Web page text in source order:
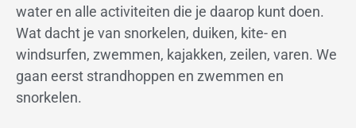
water en alle activiteiten die je daarop kunt doen.
Wat dacht je van snorkelen, duiken, kite- en
windsurfen, zwemmen, kajakken, zeilen, varen. We
gaan eerst strandhoppen en zwemmen en
snorkelen.